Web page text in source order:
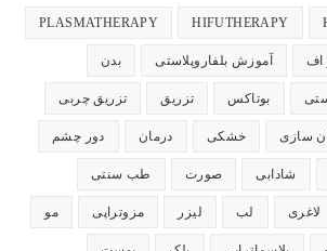
باز
باز
بازHIFUTHERAPY
PLASMATHERAPY
اف آموزش بلفاروپلاستی بدن
بوتاکس تزریق تزریق چربی
سازی خشکی درمان دور چشم
شادابی صورت طب سنتی
لاغری لب لیزر مزوتراپی مو